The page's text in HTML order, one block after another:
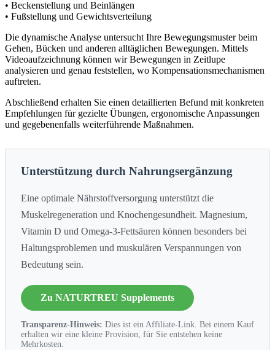
• Beckenstellung und Beinlängen
• Fußstellung und Gewichtsverteilung
Die dynamische Analyse untersucht Ihre Bewegungsmuster beim
Gehen, Bücken und anderen alltäglichen Bewegungen. Mittels
Videoaufzeichnung können wir Bewegungen in Zeitlupe
analysieren und genau feststellen, wo Kompensationsmechanismen
auftreten.
Abschließend erhalten Sie einen detaillierten Befund mit konkreten
Empfehlungen für gezielte Übungen, ergonomische Anpassungen
und gegebenenfalls weiterführende Maßnahmen.
Unterstützung durch Nahrungsergänzung
Eine optimale Nährstoffversorgung unterstützt die
Muskelregeneration und Knochengesundheit. Magnesium,
Vitamin D und Omega-3-Fettsäuren können besonders bei
Haltungsproblemen und muskulären Verspannungen von
Bedeutung sein.
Zu NATURTREU Supplements
Transparenz-Hinweis: Dies ist ein Affiliate-Link. Bei einem Kauf
erhalten wir eine kleine Provision, für Sie entstehen keine
Mehrkosten.